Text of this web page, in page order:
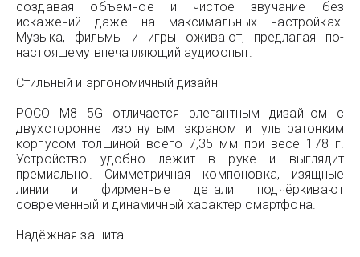
создавая объёмное и чистое звучание без
искажений даже на максимальных настройках.
Музыка, фильмы и игры оживают, предлагая по-
настоящему впечатляющий аудиоопыт.
Стильный и эргономичный дизайн
POCO M8 5G отличается элегантным дизайном с
двухсторонне изогнутым экраном и ультратонким
корпусом толщиной всего 7,35 мм при весе 178 г.
Устройство удобно лежит в руке и выглядит
премиально. Симметричная компоновка, изящные
линии и фирменные детали подчёркивают
современный и динамичный характер смартфона.
Надёжная защита